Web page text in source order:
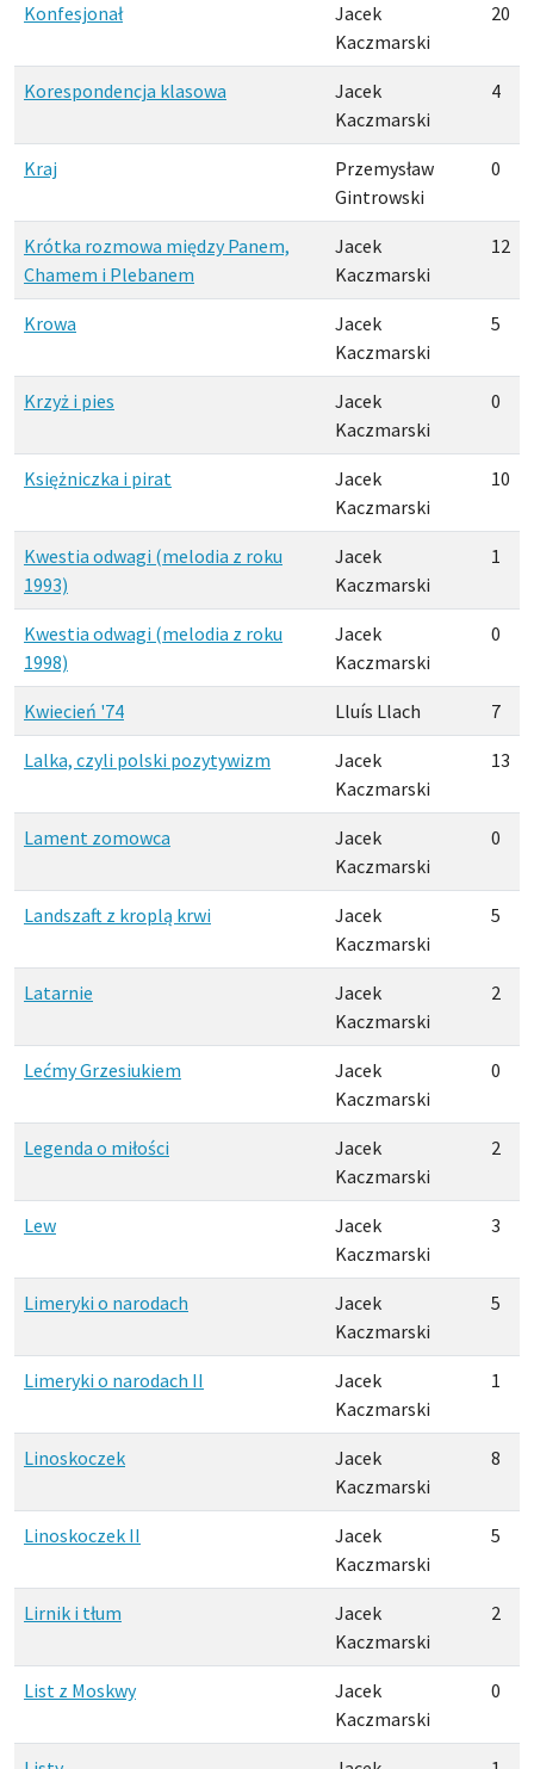
Konfesjonał
Jacek
Kaczmarski
20
Korespondencja klasowa
Jacek
Kaczmarski
4
Kraj
Przemysław
Gintrowski
0
Krótka rozmowa między Panem,
Chamem i Plebanem
Jacek
Kaczmarski
12
Krowa
Jacek
Kaczmarski
5
Krzyż i pies
Jacek
Kaczmarski
0
Księżniczka i pirat
Jacek
Kaczmarski
10
Kwestia odwagi (melodia z roku
1993)
Jacek
Kaczmarski
1
Kwestia odwagi (melodia z roku
1998)
Jacek
Kaczmarski
0
Kwiecień '74 Lluís Llach 7
Lalka, czyli polski pozytywizm
Jacek
Kaczmarski
13
Lament zomowca
Jacek
Kaczmarski
0
Landszaft z kroplą krwi
Jacek
Kaczmarski
5
Latarnie
Jacek
Kaczmarski
2
Lećmy Grzesiukiem
Jacek
Kaczmarski
0
Legenda o miłości
Jacek
Kaczmarski
2
Lew
Jacek
Kaczmarski
3
Limeryki o narodach
Jacek
Kaczmarski
5
Limeryki o narodach II
Jacek
Kaczmarski
1
Linoskoczek
Jacek
Kaczmarski
8
Linoskoczek II
Jacek
Kaczmarski
5
Lirnik i tłum
Jacek
Kaczmarski
2
List z Moskwy
Jacek
Kaczmarski
0